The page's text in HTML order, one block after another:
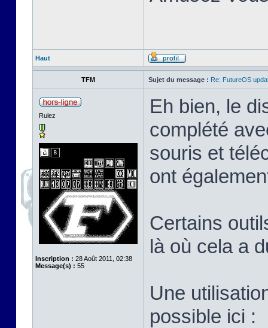
Haut
TFM Sujet du message : Re: FutureOS
Rulez
Inscription : 28 Août 2011, 02:38
Message(s) : 55
Eh bien, le
complété
souris et
ont
Certains
là où cela a
Une
possible ici :